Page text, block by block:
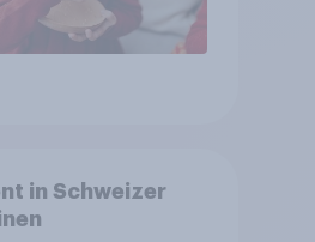
in Schweizer